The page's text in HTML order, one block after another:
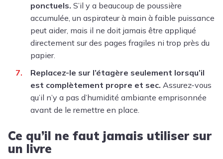
ponctuels. S’il y a beaucoup de poussière
accumulée, un aspirateur à main à faible puissance
peut aider, mais il ne doit jamais être appliqué
directement sur des pages fragiles ni trop près du
papier.
Replacez-le sur l’étagère seulement lorsqu’il
est complètement propre et sec. Assurez-vous
qu’il n’y a pas d’humidité ambiante emprisonnée
avant de le remettre en place.
Ce qu’il ne faut jamais utiliser sur
un livre